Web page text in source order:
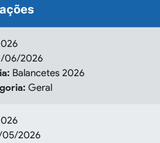
06/2026
Balancetes 2026
Geral
05/2026